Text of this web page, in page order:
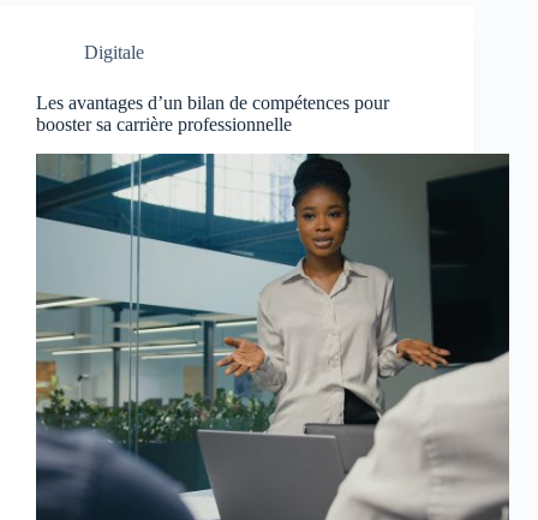
Digitale
Les avantages d’un bilan de compétences pour
booster sa carrière professionnelle